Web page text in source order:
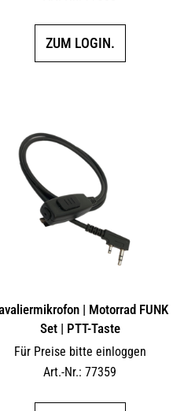
ZUM LOGIN.
| Motorrad FUNK
Set | PTT-Taste
Für Preise bitte einloggen
Art.-Nr.: 77359